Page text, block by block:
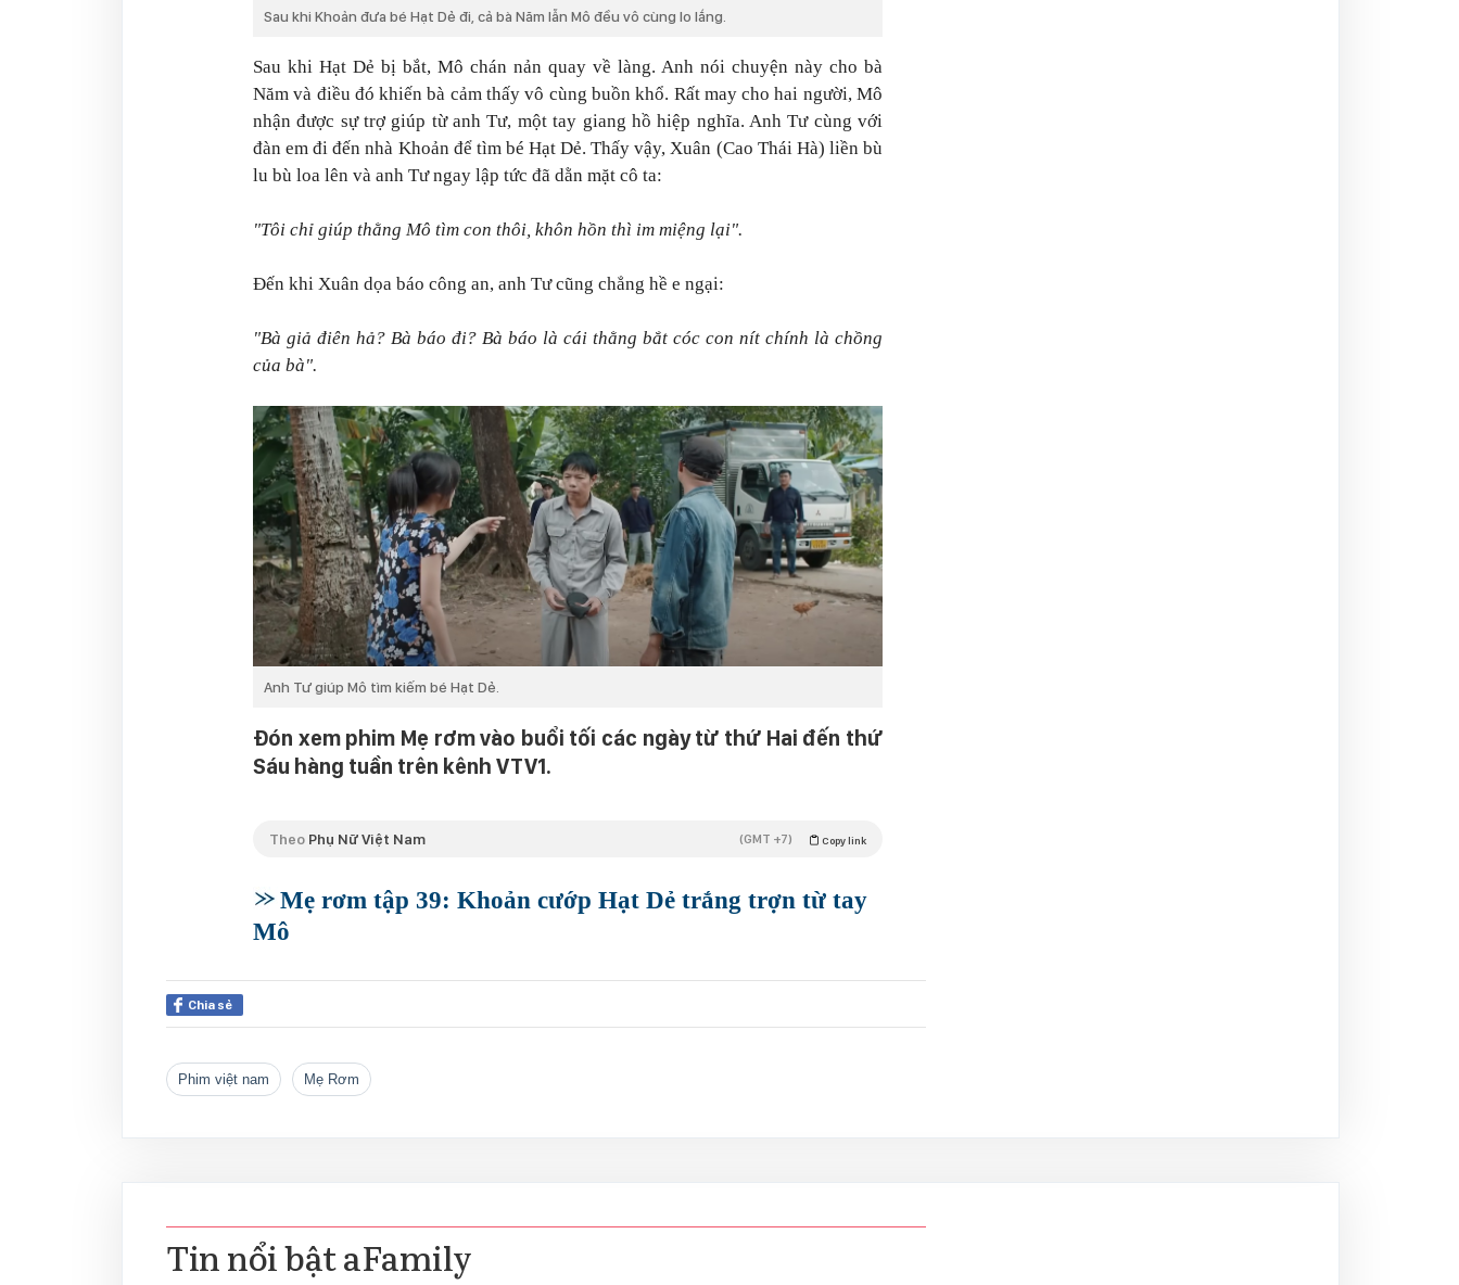
Sau khi Khoản đưa bé Hạt Dẻ đi, cả bà Năm lẫn Mô đều vô cùng lo lắng.
Sau khi Hạt Dẻ bị bắt, Mô chán nản quay về làng. Anh nói chuyện này cho bà
Năm và điều đó khiến bà cảm thấy vô cùng buồn khổ. Rất may cho hai người, Mô
nhận được sự trợ giúp từ anh Tư, một tay giang hồ hiệp nghĩa. Anh Tư cùng với
đàn em đi đến nhà Khoản để tìm bé Hạt Dẻ. Thấy vậy, Xuân (Cao Thái Hà) liền bù
lu bù loa lên và anh Tư ngay lập tức đã dằn mặt cô ta:
"Tôi chỉ giúp thằng Mô tìm con thôi, khôn hồn thì im miệng lại".
Đến khi Xuân dọa báo công an, anh Tư cũng chẳng hề e ngại:
"Bà giả điên hả? Bà báo đi? Bà báo là cái thằng bắt cóc con nít chính là chồng
của bà".
Anh Tư giúp Mô tìm kiếm bé Hạt Dẻ.
Đón xem phim Mẹ rơm vào buổi tối các ngày từ thứ Hai đến thứ
Sáu hàng tuần trên kênh VTV1.
Theo Phụ Nữ Việt Nam Copy link
(GMT +7)
Mẹ rơm tập 39: Khoản cướp Hạt Dẻ trắng trợn từ tay
Mô
Chia sẻ
phim việt nam Mẹ Rơm
Tin nổi bật aFamily